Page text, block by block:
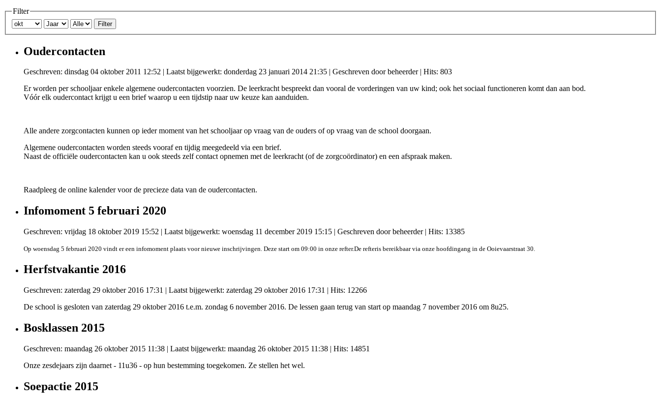
Filter
Filter
Oudercontacten
Geschreven: dinsdag 04 oktober 2011 12:52 Laatst bijgewerkt: donderdag 23 januari 2014 21:35 Geschreven door beheerder| Hits: 803
Er worden per schooljaar enkele algemene oudercontacten voorzien. De leerkracht bespreekt dan vooral de vorderingen van uw kind; ook het sociaal functioneren komt dan aan bod.
Vóór elk oudercontact krijgt u een brief waarop u een tijdstip naar uw keuze kan aanduiden.
Alle andere zorgcontacten kunnen op ieder moment van het schooljaar op vraag van de ouders of op vraag van de school doorgaan.
Algemene oudercontacten worden steeds vooraf en tijdig meegedeeld via een brief.
Naast de officiële oudercontacten kan u ook steeds zelf contact opnemen met de leerkracht (of de zorgcoördinator) en een afspraak maken.
Raadpleeg de online kalender voor de precieze data van de oudercontacten.
Infomoment 5 februari 2020
Geschreven: vrijdag 18 oktober 2019 15:52 | Laatst bijgewerkt: woensdag 11 december 2019 15:15 | Geschreven door beheerder| Hits: 13385
Op woensdag 5 februari 2020 vindt er een infomoment plaats voor nieuwe inschrijvingen. Deze start om 09:00 in onze refter.De refteris bereikbaar via onze hoofdingang in de Ooievaarstraat 30.
Herfstvakantie 2016
Geschreven: zaterdag 29 oktober 2016 17:31 | Laatst bijgewerkt: zaterdag 29 oktober 2016 17:31 | Hits: 12266
De school is gesloten van zaterdag 29 oktober 2016 t.e.m. zondag 6 november 2016. De lessen gaan terug van start op maandag 7 november 2016 om 8u25.
Bosklassen 2015
Geschreven: maandag 26 oktober 2015 11:38 | Laatst bijgewerkt: maandag 26 oktober 2015 11:38 | Hits: 14851
Onze zesdejaars zijn daarnet - 11u36 - op hun bestemming toegekomen. Ze stellen het wel.
Soepactie 2015